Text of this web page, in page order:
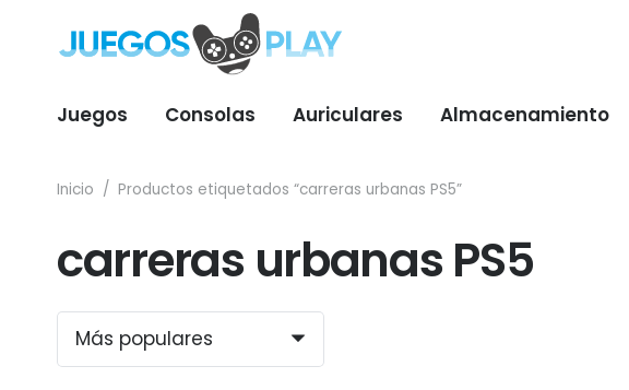
Juegos Consolas Auriculares Almacenamiento
Inicio / Productos etiquetados “carreras urbanas PS5”
carreras urbanas PS5